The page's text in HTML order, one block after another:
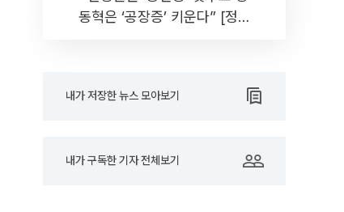
동혁은 ‘공장증’ 키운다” [정치
내가 저장한 뉴스 모아보기
내가 구독한 기자 전체보기